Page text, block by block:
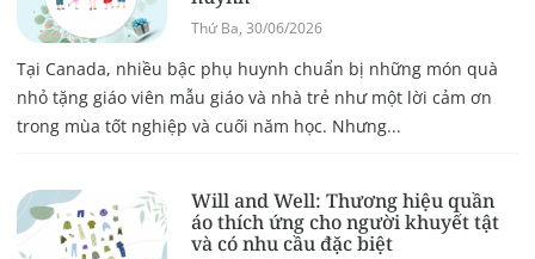
Thứ Ba, 30/06/2026
Tại Canada, nhiều bậc phụ huynh chuẩn bị những món quà
nhỏ tặng giáo viên mẫu giáo và nhà trẻ như một lời cảm ơn
trong mùa tốt nghiệp và cuối năm học. Nhưng...
Will and Well: Thương hiệu quần
áo thích ứng cho người khuyết tật
và có nhu cầu đặc biệt